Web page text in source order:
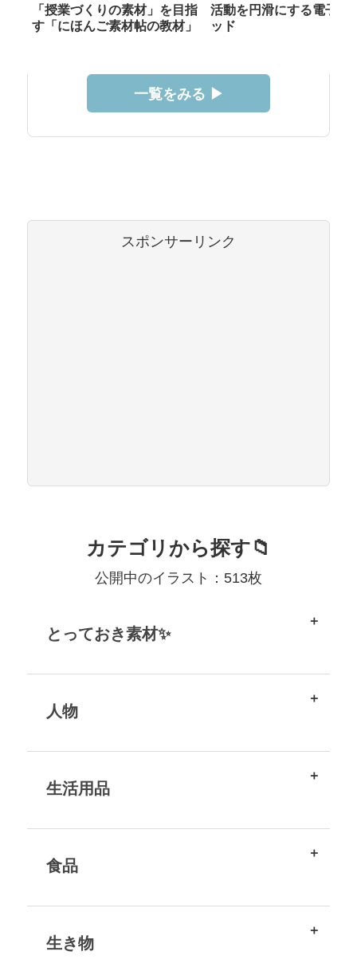
「授業づくりの素材」を目指
す「にほんご素材帖の教材」
活動を円滑にする電子メ
ッド
一覧をみる ▶︎
スポンサーリンク
カテゴリから探す📁
公開中のイラスト：513枚
とっておき素材✨
人物
生活用品
食品
生き物